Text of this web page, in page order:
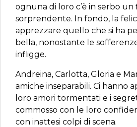
ognuna di loro c’è in serbo un
sorprendente. In fondo, la
apprezzare quello che si ha
bella, nonostante le
infligge.
Andreina, Carlotta, Gloria e
amiche inseparabili. Ci hanno
loro amori tormentati e i
commosso con le loro
con inattesi colpi di scena.